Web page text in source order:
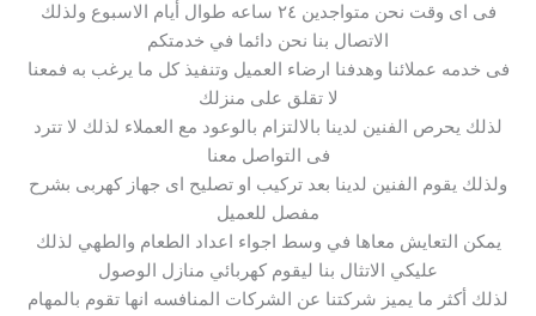
فى اى وقت نحن متواجدين ٢٤ ساعه طوال أيام الاسبوع ولذلك
الاتصال بنا نحن دائما في خدمتكم
فى خدمه عملائنا وهدفنا ارضاء العميل وتنفيذ كل ما يرغب به فمعنا
لا تقلق على منزلك
لذلك يحرص الفنين لدينا بالالتزام بالوعود مع العملاء لذلك لا تترد
فى التواصل معنا
ولذلك يقوم الفنين لدينا بعد تركيب او تصليح اى جهاز كهربى بشرح
مفصل للعميل
يمكن التعايش معاها في وسط اجواء اعداد الطعام والطهي لذلك
عليكي الاتثال بنا ليقوم كهربائي منازل الوصول
لذلك أكثر ما يميز شركتنا عن الشركات المنافسه انها تقوم بالمهام